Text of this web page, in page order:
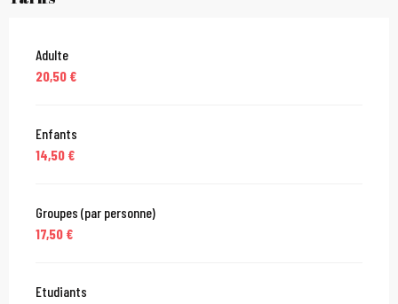
Adulte
20,50 €
Enfants
14,50 €
Groupes (par personne)
17,50 €
Etudiants